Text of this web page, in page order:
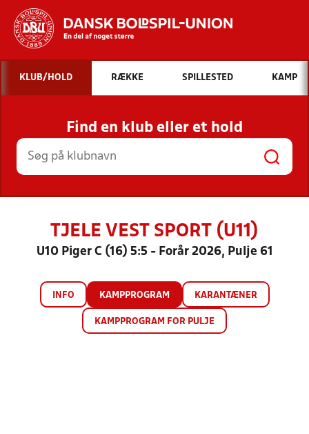
Hvad vil du søge efter?
INDHOLD OG NYHEDER
STILLINGER, RESULTATER, KLUBBER OG
HOLD
KLUB/HOLD RÆKKE SPILLESTED KAMP
Find en klub eller et hold
TJELE VEST SPORT (U11)
U10 Piger C (16) 5:5 - Forår 2026, Pulje 61
INFO KAMPPROGRAM KARANTÆNER
KAMPPROGRAM FOR PULJE